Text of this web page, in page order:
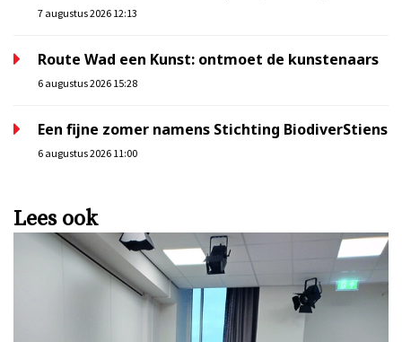
7 augustus 2026 12:13
Route Wad een Kunst: ontmoet de kunstenaars
6 augustus 2026 15:28
Een fijne zomer namens Stichting BiodiverStiens
6 augustus 2026 11:00
Lees ook